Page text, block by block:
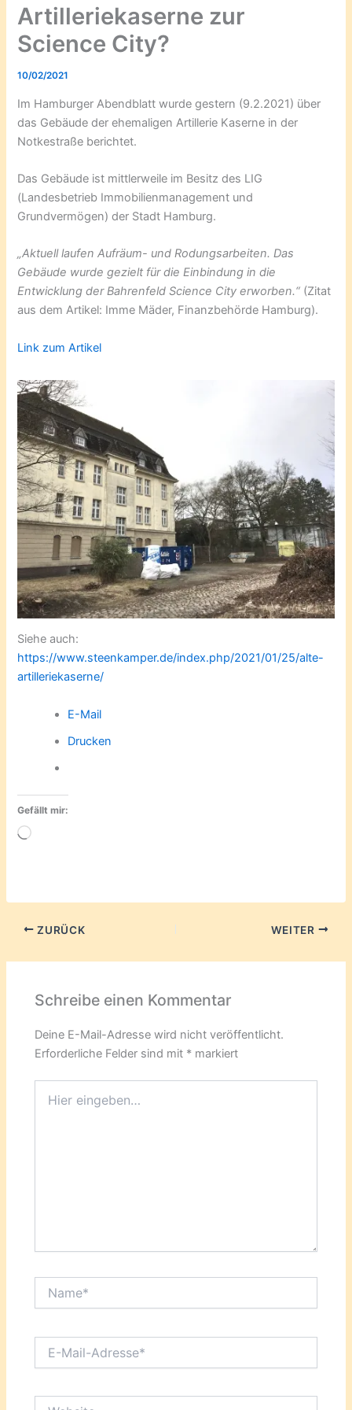
Artilleriekaserne zur
Science City?
10/02/2021
Im Hamburger Abendblatt wurde gestern (9.2.2021) über
das Gebäude der ehemaligen Artillerie Kaserne in der
Notkestraße berichtet.
Das Gebäude ist mittlerweile im Besitz des LIG
(Landesbetrieb Immobilienmanagement und
Grundvermögen) der Stadt Hamburg.
„Aktuell laufen Aufräum- und Rodungsarbeiten. Das
Gebäude wurde gezielt für die Einbindung in die
Entwicklung der Bahrenfeld Science City erworben.“ (Zitat
aus dem Artikel: Imme Mäder, Finanzbehörde Hamburg).
Link zum Artikel
Siehe auch:
https://www.steenkamper.de/index.php/2021/01/25/alte-
artilleriekaserne/
E-Mail
Drucken
Gefällt mir:
Wird
ZURÜCK WEITER
Schreibe einen Kommentar
Deine E-Mail-Adresse wird nicht veröffentlicht.
Erforderliche Felder sind mit * markiert
eingeben…
Mail-